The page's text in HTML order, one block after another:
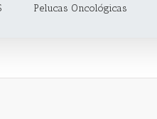
Pelucas Oncológicas